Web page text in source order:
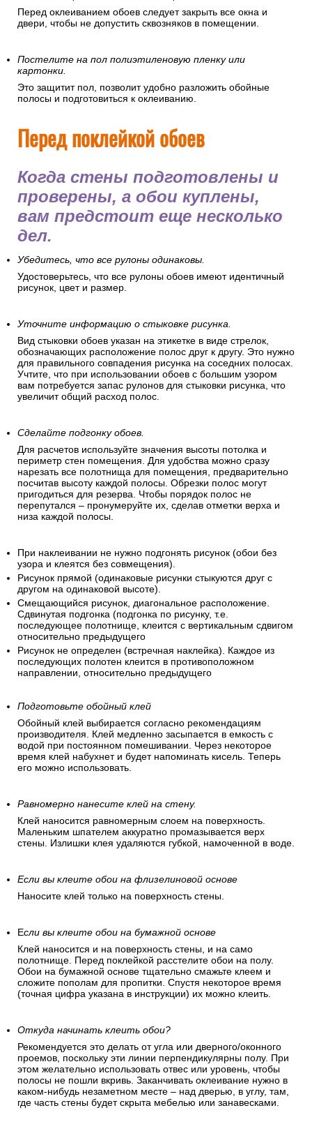
очистить его от пыли. Частички пыли могут испачкать обои,
навредить здоровью, осесть на клее и грунтовке, что
Плотно закройте все окна и двери.
Перед оклеиванием обоев следует закрыть все окна и
двери, чтобы не допустить сквозняков в помещении.
Постелите на пол полиэтиленовую пленку или
картонки.
полосы и подготовиться к оклеиванию.
Перед поклейкой обоев
Когда стены подготовлены и
проверены, а обои куплены,
вам предстоит еще несколько
Убедитесь, что все рулоны одинаковы.
Удостоверьтесь, что все рулоны обоев имеют идентичный
рисунок, цвет и размер.
Уточните информацию о стыковке рисунка.
обозначающих расположение полос друг к другу. Это нужно
для правильного совпадения рисунка на соседних полосах.
Учтите, что при использовании обоев с большим узором
вам потребуется запас рулонов для стыковки рисунка, что
увеличит общий расход полос.
Сделайте подгонку обоев.
Для расчетов используйте значения высоты потолка и
нарезать все полотнища для помещения, предварительно
посчитав высоту каждой полосы. Обрезки полос могут
пригодиться для резерва. Чтобы порядок полос не
перепутался – пронумеруйте их, сделав отметки верха и
низа каждой полосы.
При наклеивании не нужно подгонять рисунок (обои без
узора и клеятся без совмещения).
Рисунок прямой (одинаковые рисунки стыкуются друг с
другом на одинаковой высоте).
Смещающийся рисунок, диагональное расположение.
последующее полотнище, клеится с вертикальным сдвигом
относительно предыдущего
Рисунок не определен (встречная наклейка). Каждое из
последующих полотен клеится в противоположном
направлении, относительно предыдущего
Обойный клей выбирается согласно рекомендациям
производителя. Клей медленно засыпается в емкость с
водой при постоянном помешивании. Через некоторое
время клей набухнет и будет напоминать кисель. Теперь
его можно использовать.
Равномерно нанесите клей на стену.
Клей наносится равномерным слоем на поверхность.
Если вы клеите обои на флизелиновой основе
Наносите клей только на поверхность стены.
Клей наносится и на поверхность стены, и на само
полотнище. Перед поклейкой расстелите обои на полу.
Обои на бумажной основе тщательно смажьте клеем и
сложите пополам для пропитки. Спустя некоторое время
(точная цифра указана в инструкции) их можно клеить.
Откуда начинать клеить обои?